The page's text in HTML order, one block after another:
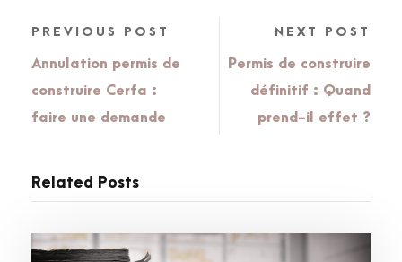
PREVIOUS POST
Annulation permis de
construire Cerfa :
faire une demande
NEXT POST
Permis de construire
définitif : Quand
prend-il effet ?
Related Posts